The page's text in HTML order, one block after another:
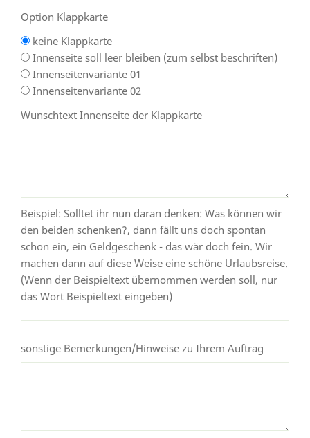
Option Klappkarte
keine Klappkarte
Innenseite soll leer bleiben (zum selbst beschriften)
Innenseitenvariante 01
Innenseitenvariante 02
Wunschtext Innenseite der Klappkarte
Beispiel: Solltet ihr nun daran denken: Was können wir
den beiden schenken?, dann fällt uns doch spontan
schon ein, ein Geldgeschenk - das wär doch fein. Wir
machen dann auf diese Weise eine schöne Urlaubsreise.
(Wenn der Beispieltext übernommen werden soll, nur
das Wort Beispieltext eingeben)
sonstige Bemerkungen/Hinweise zu Ihrem Auftrag